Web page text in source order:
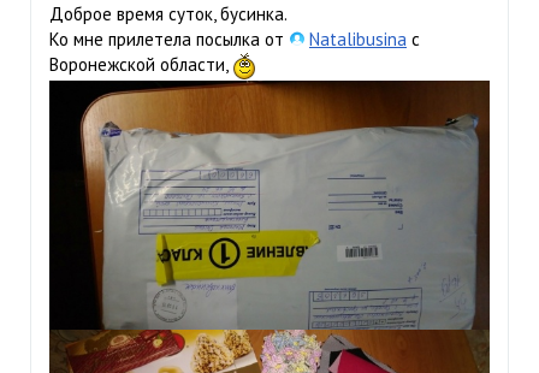
Доброе время суток, бусинка.
Ко мне прилетела посылка от
Natalibusina с
Воронежской области,